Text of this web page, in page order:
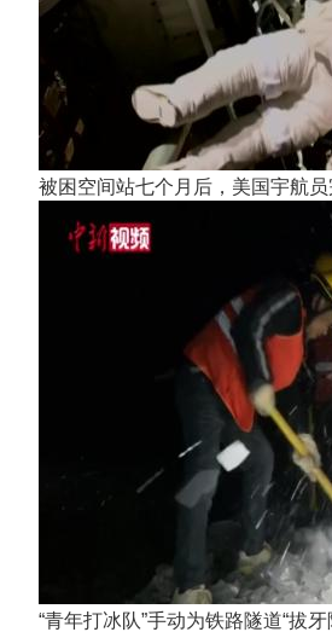
被困空间站七个月后，美国宇航
“青年打冰队”手动为铁路隧道“拔牙